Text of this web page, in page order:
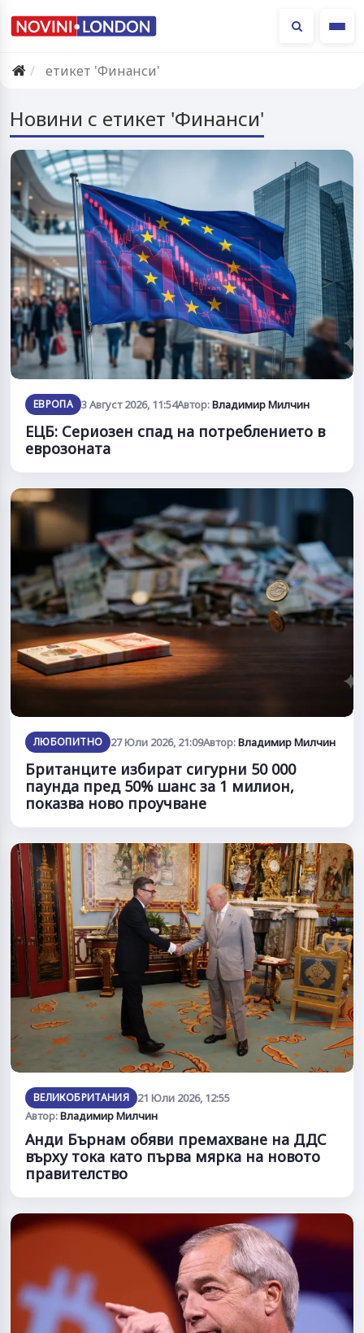
етикет 'Финанси'
Новини с етикет 'Финанси'
ЕВРОПА 3 Август 2026, 11:54Автор:Владимир Милчин
ЕЦБ: Сериозен спад на потреблението в
еврозоната
ЛЮБОПИТНО 27 Юли 2026, 21:09Автор:Владимир Милчин
Британците избират сигурни 50 000
паунда пред 50% шанс за 1 милион,
показва ново проучване
ВЕЛИКОБРИТАНИЯ
21 Юли 2026, 12:55
Автор:Владимир Милчин
Анди Бърнам обяви премахване на ДДС
върху тока като първа мярка на новото
правителство